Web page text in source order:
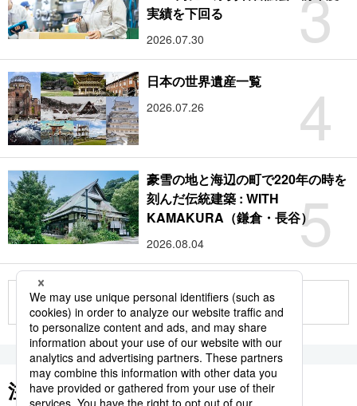
実績を下回る
2026.07.30
4
日本の世界遺産一覧
2026.07.26
5
豪雪の地と海辺の町で220年の時を
刻んだ伝統建築 : WITH
KAMAKURA（鎌倉・長谷）
2026.08.04
もっと見る
注目のキーワード